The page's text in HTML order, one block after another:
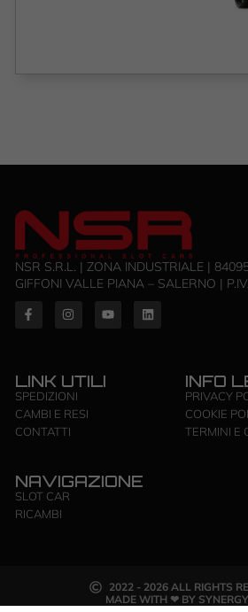
NSR S.R.L. | ZONA INDUSTRIALE |
GIFFONI VALLE PIANA – SALERNO |
LINK UTILI
SPEDIZIONI
CAMBI E RESI
CONTATTI
INFO
PRIVACY
COOKIE
TERMINI E
NAVIGAZIONE
SLOT CAR
RICAMBI
2022 - 2026 ALL RIGHTS
MADE WITH ❤ BY